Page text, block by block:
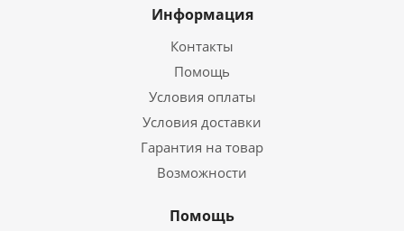
Информация
Контакты
Помощь
Условия оплаты
Условия доставки
Гарантия на товар
Возможности
Помощь